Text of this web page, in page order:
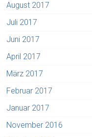
August 2017
Juli 2017
Juni 2017
April 2017
März 2017
Februar 2017
Januar 2017
November 2016